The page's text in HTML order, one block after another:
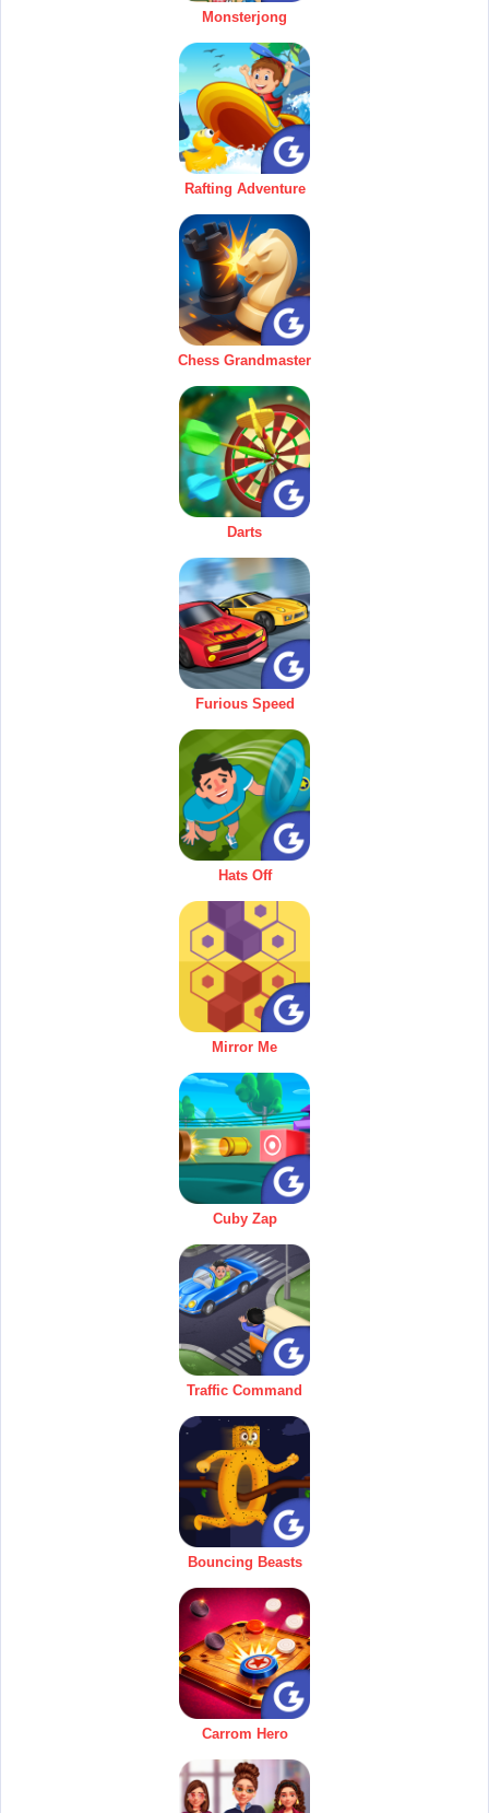
Monsterjong
Rafting Adventure
Chess Grandmaster
Darts
Furious Speed
Hats Off
Mirror Me
Cuby Zap
Traffic Command
Bouncing Beasts
Carrom Hero